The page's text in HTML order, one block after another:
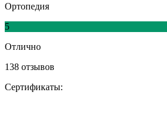
Ортопедия
5
Отлично
138 отзывов
Сертификаты: